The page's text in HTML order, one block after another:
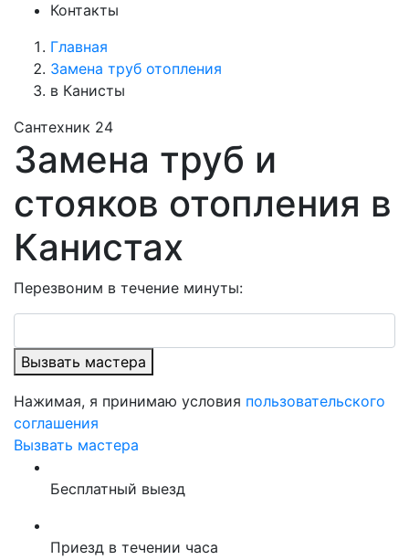
Контакты
Главная
Замена труб отопления
в Канисты
Сантехник 24
Замена труб и
стояков отопления в
Канистах
Перезвоним в течение минуты:
Вызвать мастера
Нажимая, я принимаю условия пользовательского
соглашения
Вызвать мастера
Бесплатный выезд
Приезд в течении часа